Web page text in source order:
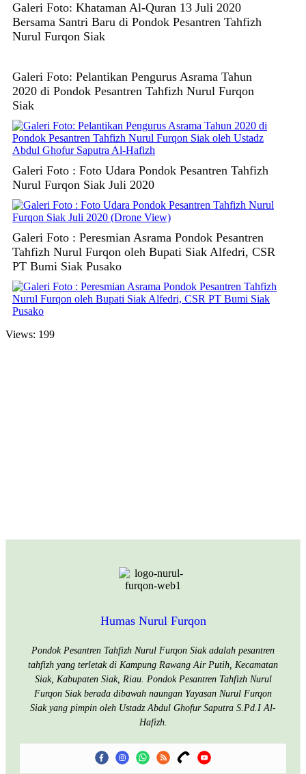
Galeri Foto: Khataman Al-Quran 13 Juli 2020
Bersama Santri Baru di Pondok Pesantren Tahfizh
Nurul Furqon Siak
Galeri Foto: Pelantikan Pengurus Asrama Tahun
2020 di Pondok Pesantren Tahfizh Nurul Furqon
Siak
Galeri Foto : Foto Udara Pondok Pesantren Tahfizh
Nurul Furqon Siak Juli 2020
Galeri Foto : Peresmian Asrama Pondok Pesantren
Tahfizh Nurul Furqon oleh Bupati Siak Alfedri, CSR
PT Bumi Siak Pusako
Views: 199
Humas Nurul Furqon
Pondok Pesantren Tahfizh Nurul Furqon Siak adalah pesantren
tahfizh yang terletak di Kampung Rawang Air Putih, Kecamatan
Siak, Kabupaten Siak, Riau. Pondok Pesantren Tahfizh Nurul
Furqon Siak berada dibawah naungan Yayasan Nurul Furqon
Siak yang pimpin oleh Ustadz Abdul Ghofur Saputra S.Pd.I Al-
Hafizh.